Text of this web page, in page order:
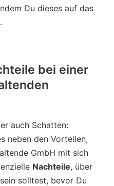
Du dieses auf das
bei einer
auch Schatten:
neben den Vorteilen,
GmbH mit sich
Nachteile, über
solltest, bevor Du